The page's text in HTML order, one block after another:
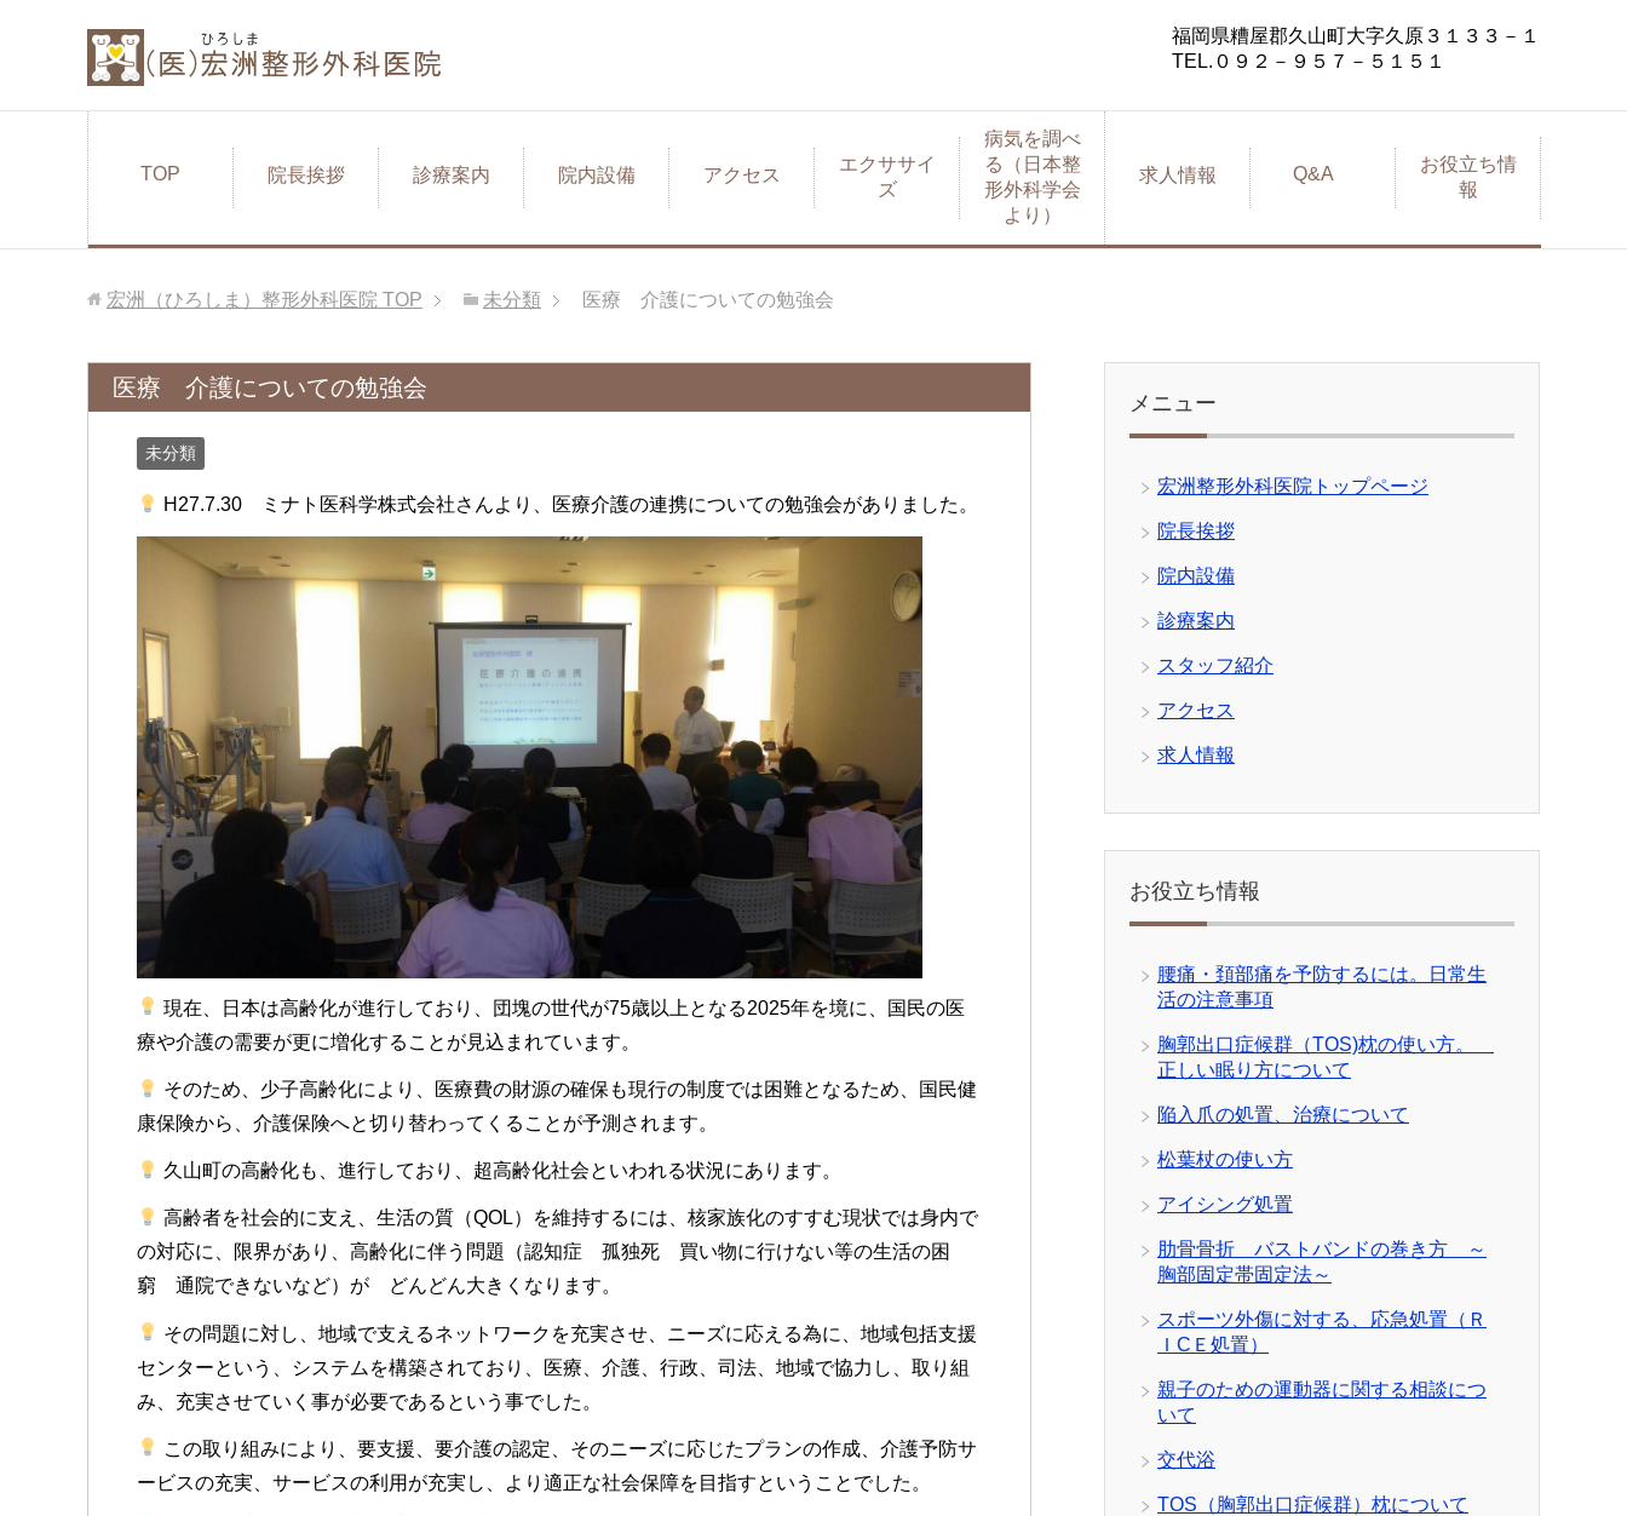
福岡県糟屋郡久山町大字久原３１３３－１
TEL.０９２－９５７－５１５１
TOP 院長挨拶 診療案内 院内設備 アクセス
エクササイ
ズ
病気を調べ
る（日本整
形外科学会
より）
求人情報 Q&A
お役立ち情
報
宏洲（ひろしま）整形外科医院 TOP 未分類 医療 介護についての勉強会
医療 介護についての勉強会
未分類
H27.7.30 ミナト医科学株式会社さんより、医療介護の連携についての勉強会がありました。
現在、日本は高齢化が進行しており、団塊の世代が75歳以上となる2025年を境に、国民の医
療や介護の需要が更に増化することが見込まれています。
そのため、少子高齢化により、医療費の財源の確保も現行の制度では困難となるため、国民健
康保険から、介護保険へと切り替わってくることが予測されます。
久山町の高齢化も、進行しており、超高齢化社会といわれる状況にあります。
高齢者を社会的に支え、生活の質（QOL）を維持するには、核家族化のすすむ現状では身内で
の対応に、限界があり、高齢化に伴う問題（認知症 孤独死 買い物に行けない等の生活の困
窮 通院できないなど）が どんどん大きくなります。
その問題に対し、地域で支えるネットワークを充実させ、ニーズに応える為に、地域包括支援
センターという、システムを構築されており、医療、介護、行政、司法、地域で協力し、取り組
み、充実させていく事が必要であるという事でした。
この取り組みにより、要支援、要介護の認定、そのニーズに応じたプランの作成、介護予防サ
ービスの充実、サービスの利用が充実し、より適正な社会保障を目指すということでした。
メニュー
宏洲整形外科医院トップページ
院長挨拶
院内設備
診療案内
スタッフ紹介
アクセス
求人情報
お役立ち情報
腰痛・頚部痛を予防するには。日常生
活の注意事項
胸郭出口症候群（TOS)枕の使い方。
正しい眠り方について
陥入爪の処置、治療について
松葉杖の使い方
アイシング処置
肋骨骨折 バストバンドの巻き方 ～
胸部固定帯固定法～
スポーツ外傷に対する、応急処置（Ｒ
ＩCＥ処置）
親子のための運動器に関する相談につ
いて
交代浴
TOS（胸郭出口症候群）枕について